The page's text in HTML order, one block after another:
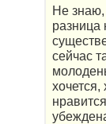
Не знаю,
разница
сейчас
хочется,